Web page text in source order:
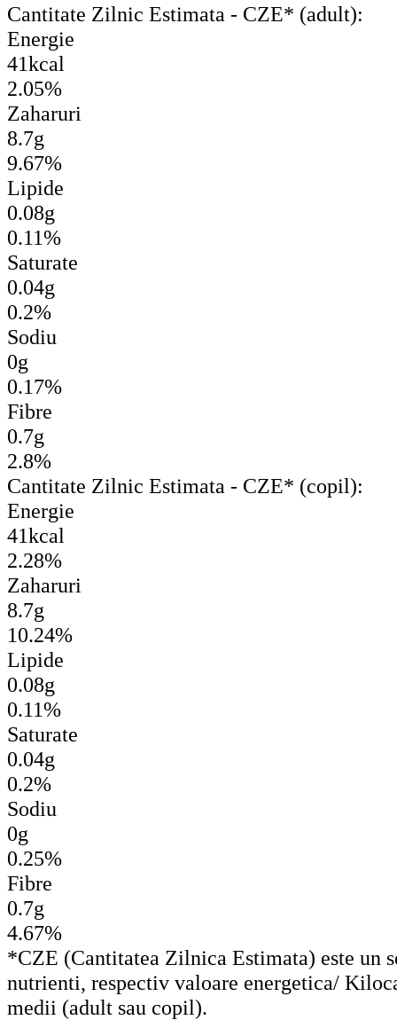
Cantitate Zilnic Estimata - CZE* (adult):
Energie
41kcal
2.05%
Zaharuri
8.7g
9.67%
Lipide
0.08g
0.11%
Saturate
0.04g
0.2%
Sodiu
0g
0.17%
Fibre
0.7g
2.8%
Cantitate Zilnic Estimata - CZE* (copil):
Energie
41kcal
2.28%
Zaharuri
8.7g
10.24%
Lipide
0.08g
0.11%
Saturate
0.04g
0.2%
Sodiu
0g
0.25%
Fibre
0.7g
4.67%
*CZE (Cantitatea Zilnica Estimata) este
nutrienti, respectiv valoare energetica/
medii (adult sau copil).